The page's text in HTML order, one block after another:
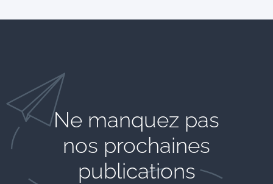
Ne manquez pas
nos prochaines
publications